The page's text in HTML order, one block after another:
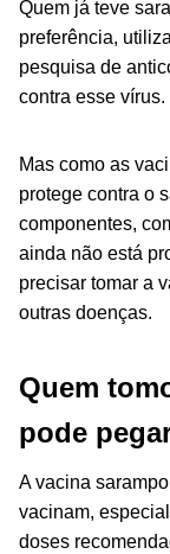
Quem já teve
preferência,
pesquisa de
contra esse vírus.
Mas como as
protege contra o
componentes,
ainda não está
precisar tomar a
outras doenças.
Quem
pode
A vacina
vacinam,
doses